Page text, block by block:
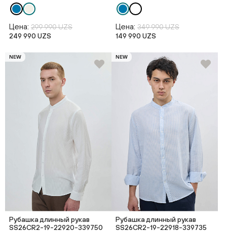
Цена: 299 990 UZS
249 990 UZS
Цена: 349 990 UZS
149 990 UZS
NEW
Рубашка длинный рукав
SS26CR2-19-22920-339750
NEW
Рубашка длинный рукав
SS26CR2-19-22918-339735